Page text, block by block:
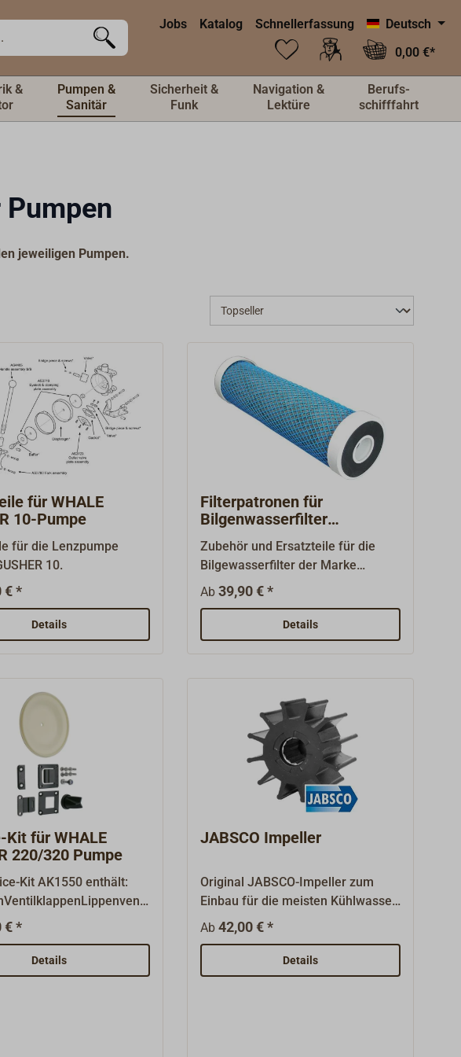
Jobs Katalog Schnellerfassung
Deutsch
0,00 €*
&
Pumpen &
Sanitär
Sicherheit &
Funk
Navigation &
Lektüre
Berufs-
schifffahrt
jeweiligen Pumpen.
für WHALE
10-Pumpe
für die Lenzpumpe
10.
€ *
Details
Filterpatronen für
Bilgenwasserfilter
WAVESTREAM
Zubehör und Ersatzteile für die
Bilgewasserfilter der Marke
WAVESTREAM.
Ab 39,90 € *
Details
Kit für WHALE
220/320 Pumpe
Kit AK1550 enthält:
Kit AS1562
Ring mit
Service-Kit
€ *
Details
JABSCO Impeller
Original JABSCO-Impeller zum
Einbau für die meisten Kühlwasser-
Bilge- Förder- und
Universalpumpen.Damit Motoren
und Pumpen reibungsfrei laufen,
ist die Wahl des richtigen Impellers
Ab 42,00 € *
Details